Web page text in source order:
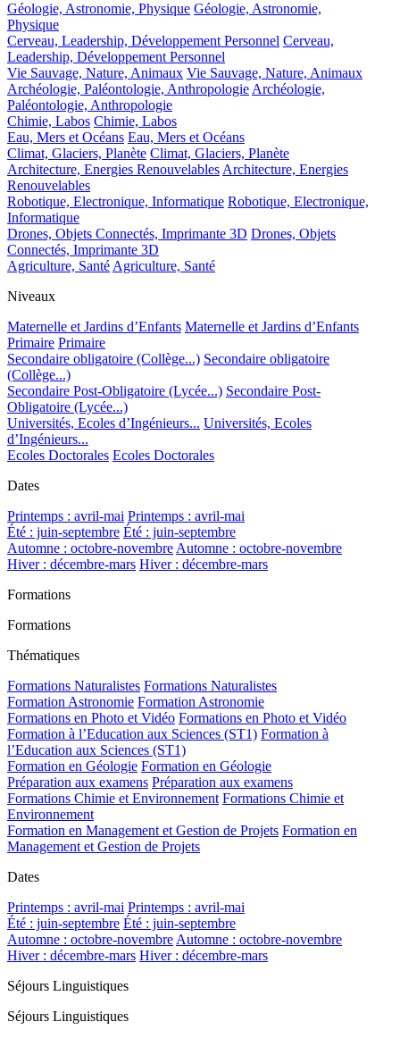
Géologie, Astronomie, Physique Géologie, Astronomie,
Physique
Cerveau, Leadership, Développement Personnel Cerveau,
Leadership, Développement Personnel
Vie Sauvage, Nature, Animaux Vie Sauvage, Nature, Animaux
Archéologie, Paléontologie, AnthropologieArchéologie,
Paléontologie, Anthropologie
Chimie, Labos Chimie, Labos
Eau, Mers et Océans Eau, Mers et Océans
Climat, Glaciers, Planète Climat, Glaciers, Planète
Architecture, Energies RenouvelablesArchitecture, Energies
Renouvelables
Robotique, Electronique, Informatique Robotique, Electronique,
Informatique
Drones, Objets Connectés, Imprimante 3D Drones, Objets
Connectés, Imprimante 3D
Agriculture, SantéAgriculture, Santé
Niveaux
Maternelle et Jardins d’Enfants Maternelle et Jardins d’Enfants
Primaire Primaire
Secondaire obligatoire (Collège...) Secondaire obligatoire
(Collège...)
Secondaire Post-Obligatoire (Lycée...) Secondaire Post-
Obligatoire (Lycée...)
Universités, Ecoles d’Ingénieurs... Universités, Ecoles
d’Ingénieurs...
Ecoles Doctorales Ecoles Doctorales
Dates
Printemps : avril-mai Printemps : avril-mai
Été : juin-septembre Été : juin-septembre
Automne : octobre-novembreAutomne : octobre-novembre
Hiver : décembre-mars Hiver : décembre-mars
Formations
Formations
Thématiques
Formations Naturalistes Formations Naturalistes
Formation Astronomie Formation Astronomie
Formations en Photo et Vidéo Formations en Photo et Vidéo
Formation à l’Education aux Sciences (ST1) Formation à
l’Education aux Sciences (ST1)
Formation en Géologie Formation en Géologie
Préparation aux examens Préparation aux examens
Formations Chimie et Environnement Formations Chimie et
Environnement
Formation en Management et Gestion de Projets Formation en
Management et Gestion de Projets
Dates
Printemps : avril-mai Printemps : avril-mai
Été : juin-septembre Été : juin-septembre
Automne : octobre-novembreAutomne : octobre-novembre
Hiver : décembre-mars Hiver : décembre-mars
Séjours Linguistiques
Séjours Linguistiques